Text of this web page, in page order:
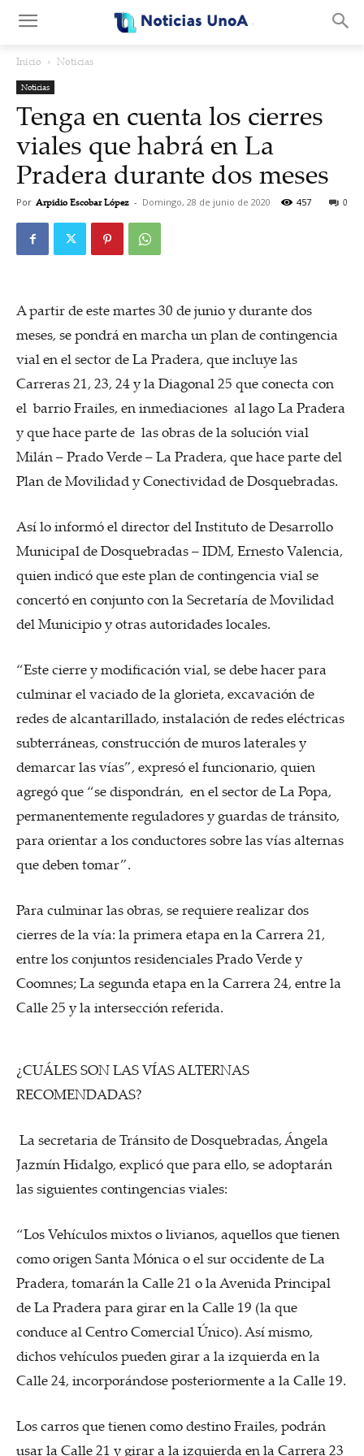
Inicio Noticias
Noticias
Tenga en cuenta los cierres
viales que habrá en La
Pradera durante dos meses
Por Arpidio Escobar López - Domingo, 28 de junio de 2020 0
457
A partir de este martes 30 de junio y durante dos
meses, se pondrá en marcha un plan de contingencia
vial en el sector de La Pradera, que incluye las
Carreras 21, 23, 24 y la Diagonal 25 que conecta con
el barrio Frailes, en inmediaciones al lago La Pradera
y que hace parte de las obras de la solución vial
Milán – Prado Verde – La Pradera, que hace parte del
Plan de Movilidad y Conectividad de Dosquebradas.
Así lo informó el director del Instituto de Desarrollo
Municipal de Dosquebradas – IDM, Ernesto Valencia,
quien indicó que este plan de contingencia vial se
concertó en conjunto con la Secretaría de Movilidad
del Municipio y otras autoridades locales.
“Este cierre y modificación vial, se debe hacer para
culminar el vaciado de la glorieta, excavación de
redes de alcantarillado, instalación de redes eléctricas
subterráneas, construcción de muros laterales y
demarcar las vías”, expresó el funcionario, quien
agregó que “se dispondrán, en el sector de La Popa,
permanentemente reguladores y guardas de tránsito,
para orientar a los conductores sobre las vías alternas
que deben tomar”.
Para culminar las obras, se requiere realizar dos
cierres de la vía: la primera etapa en la Carrera 21,
entre los conjuntos residenciales Prado Verde y
Coomnes; La segunda etapa en la Carrera 24, entre la
Calle 25 y la intersección referida.
¿CUÁLES SON LAS VÍAS ALTERNAS
RECOMENDADAS?
La secretaria de Tránsito de Dosquebradas, Ángela
Jazmín Hidalgo, explicó que para ello, se adoptarán
las siguientes contingencias viales:
“Los Vehículos mixtos o livianos, aquellos que tienen
como origen Santa Mónica o el sur occidente de La
Pradera, tomarán la Calle 21 o la Avenida Principal
de La Pradera para girar en la Calle 19 (la que
conduce al Centro Comercial Único). Así mismo,
dichos vehículos pueden girar a la izquierda en la
Calle 24, incorporándose posteriormente a la Calle 19.
Los carros que tienen como destino Frailes, podrán
usar la Calle 21 y girar a la izquierda en la Carrera 23